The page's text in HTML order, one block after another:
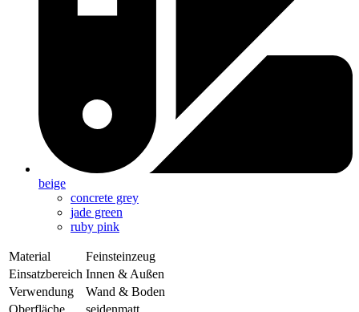
beige
concrete grey
jade green
ruby pink
Material
Feinsteinzeug
Einsatzbereich Innen & Außen
Verwendung
Wand & Boden
Oberfläche
seidenmatt